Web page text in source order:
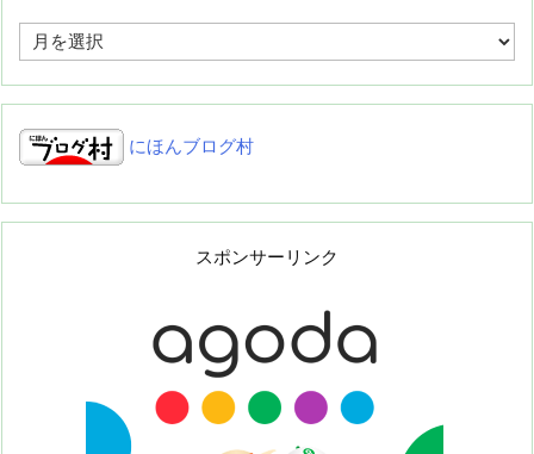
ア
ー
イ
ブ
にほんブログ村
スポンサーリンク